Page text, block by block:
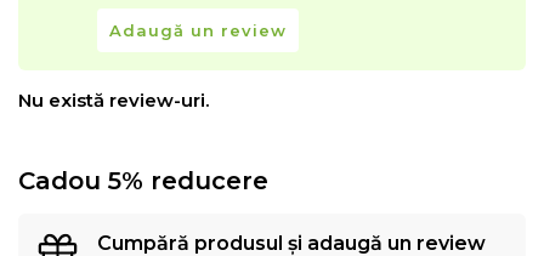
Adaugă un review
Nu există review-uri.
Cadou 5% reducere
Cumpără produsul și adaugă un review